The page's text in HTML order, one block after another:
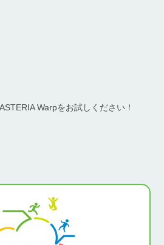
Warpをお試しください！